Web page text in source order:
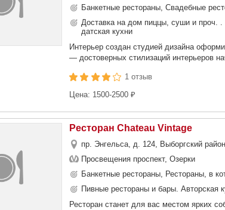
Банкетные рестораны, Свадебные
Доставка на дом пиццы, суши и проч.
датская кухни
Интерьер создан студией дизайна
— достоверных стилизаций интерьеров
1 отзыв
Цена: 1500-2500 ₽
Ресторан Chateau Vintage
пр. Энгельса, д. 124, Выборгский район
Просвещения проспект, Озерки
Банкетные рестораны, Рестораны, в
Пивные рестораны и бары. Авторская
Ресторан станет для вас местом ярких